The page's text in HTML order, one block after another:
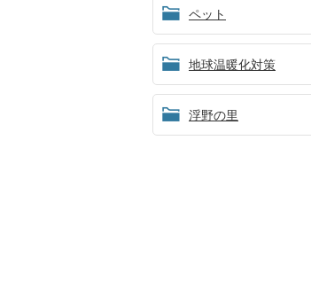
ペット
地球温暖化対策
浮野の里